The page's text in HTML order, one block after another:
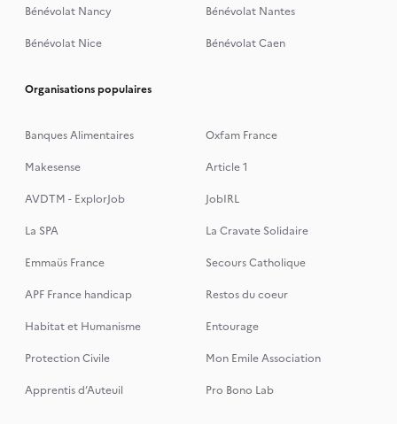
Bénévolat Nancy
Bénévolat Nantes
Bénévolat Nice
Bénévolat Caen
Organisations populaires
Banques Alimentaires
Oxfam France
Makesense
Article 1
AVDTM - ExplorJob
JobIRL
La SPA
La Cravate Solidaire
Emmaüs France
Secours Catholique
APF France handicap
Restos du coeur
Habitat et Humanisme
Entourage
Protection Civile
Mon Emile Association
Apprentis d’Auteuil
Pro Bono Lab